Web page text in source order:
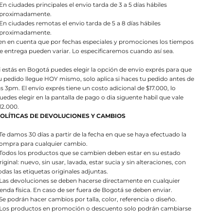
En ciudades principales el envio tarda de 3 a 5 días hábiles
En ciudades remotas el envio tarda de 5 a 8 días hábiles
en cuenta que por fechas especiales y promociones los tiempos
entrega pueden variar. Lo especificaremos cuando así sea.
estás en Bogotá puedes elegir la opción de envío exprés para que
pedido llegue HOY mismo, solo aplica si haces tu pedido antes de
3pm. El envío exprés tiene un costo adicional de $17.000, lo
elegir en la pantalla de pago o dia siguente habil que vale
DE DEVOLUCIONES Y CAMBIOS
Te damos 30 días a partir de la fecha en que se haya efectuado la
para cualquier cambio.
Todos los productos que se cambien deben estar en su estado
nuevo, sin usar, lavada, estar sucia y sin alteraciones, con
las etiquetas originales adjuntas.
Las devoluciones se deben hacerse directamente en cualquier
física. En caso de ser fuera de Bogotá se deben enviar.
Se podrán hacer cambios por talla, color, referencia o diseño.
Los productos en promoción o descuento solo podrán cambiarse